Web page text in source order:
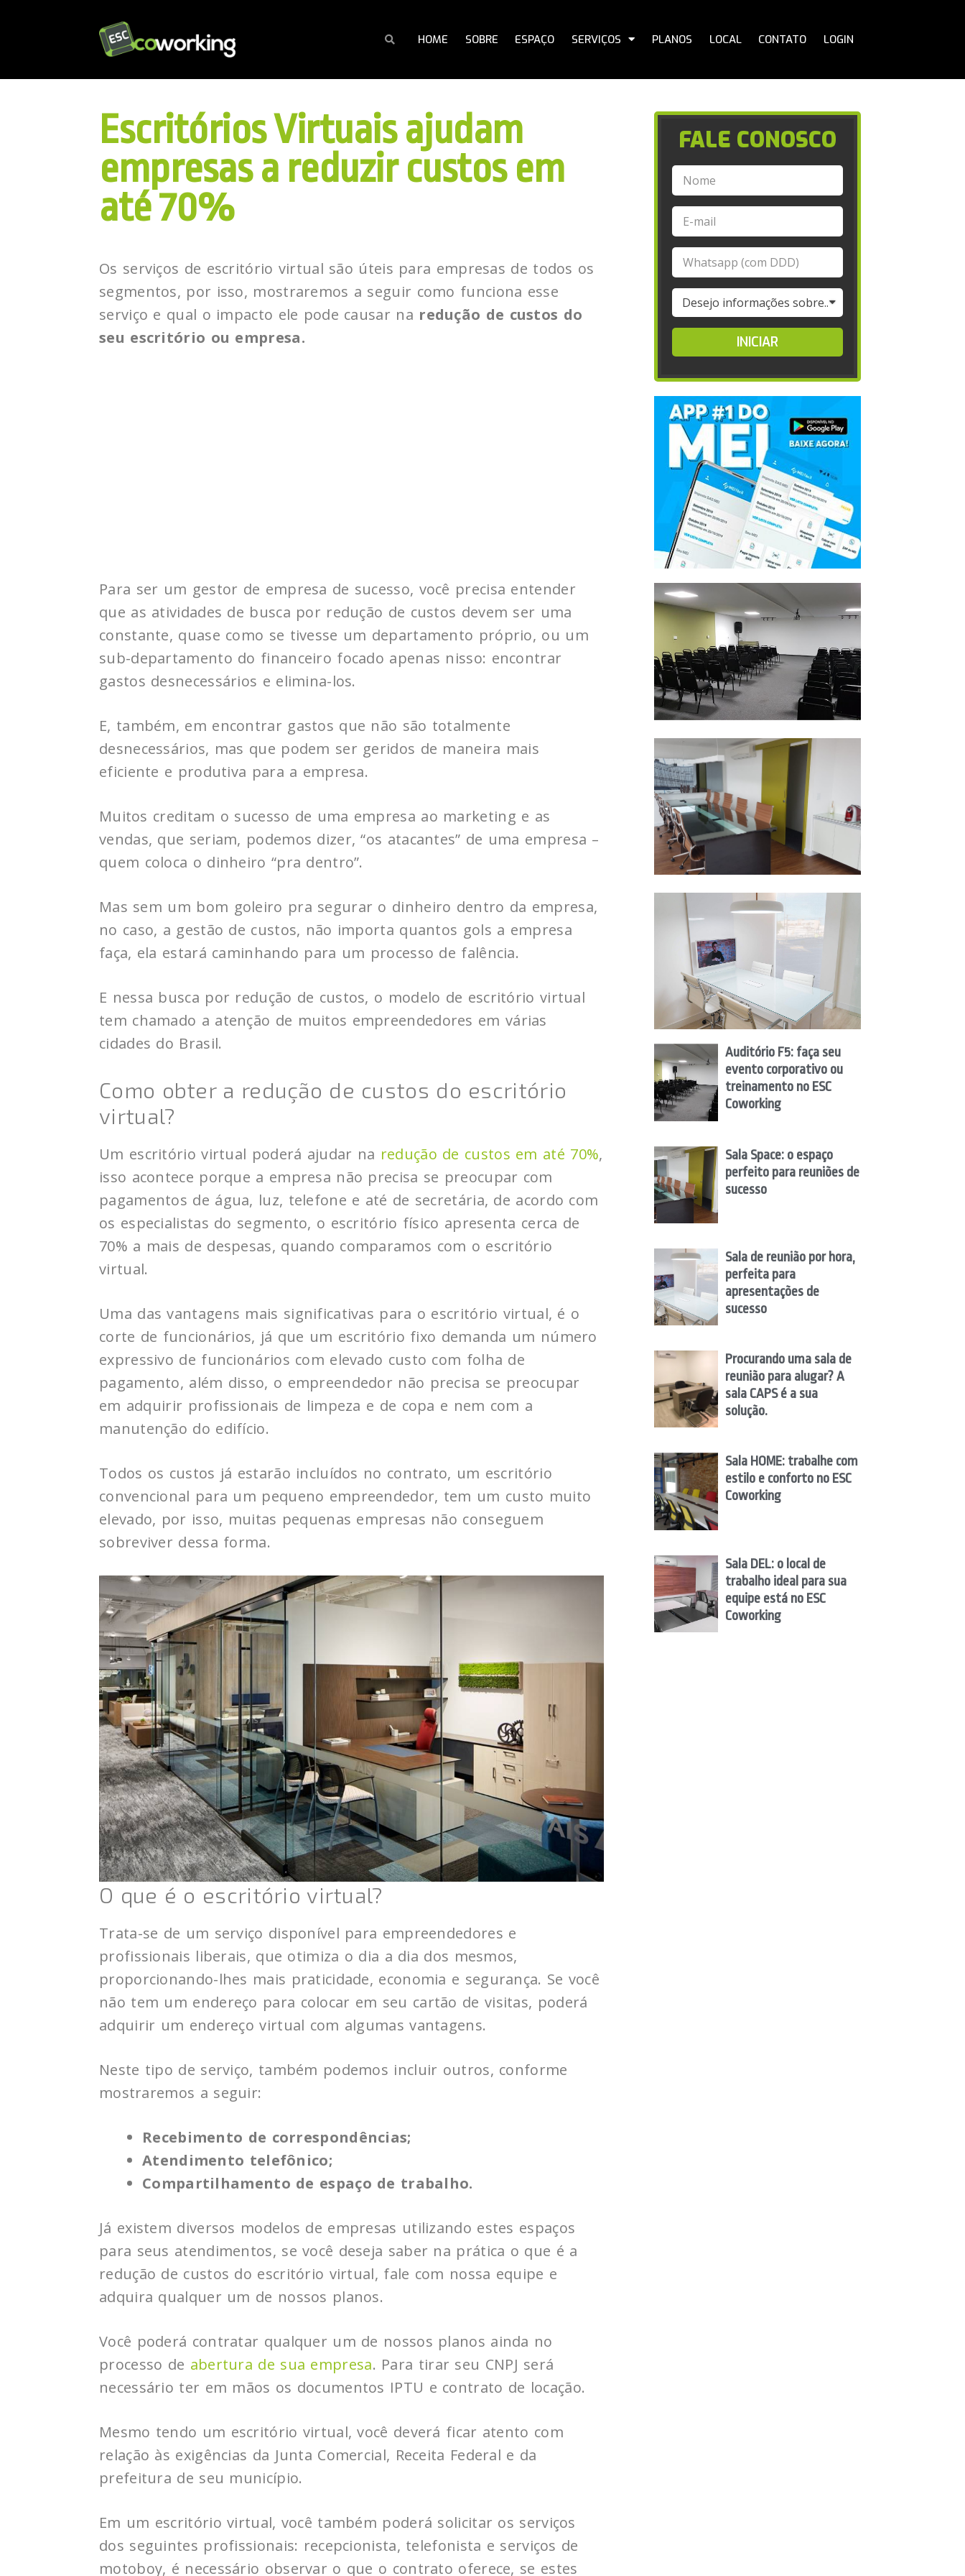
HOME SOBRE ESPAÇO SERVIÇOS PLANOS LOCAL CONTATO LOGIN
Escritórios Virtuais ajudam
empresas a reduzir custos em
até 70%
Os serviços de escritório virtual são úteis para empresas de todos os
segmentos, por isso, mostraremos a seguir como funciona esse
serviço e qual o impacto ele pode causar na redução de custos do
seu escritório ou empresa.
Para ser um gestor de empresa de sucesso, você precisa entender
que as atividades de busca por redução de custos devem ser uma
constante, quase como se tivesse um departamento próprio, ou um
sub-departamento do financeiro focado apenas nisso: encontrar
gastos desnecessários e elimina-los.
E, também, em encontrar gastos que não são totalmente
desnecessários, mas que podem ser geridos de maneira mais
eficiente e produtiva para a empresa.
Muitos creditam o sucesso de uma empresa ao marketing e as
vendas, que seriam, podemos dizer, “os atacantes” de uma empresa –
quem coloca o dinheiro “pra dentro”.
Mas sem um bom goleiro pra segurar o dinheiro dentro da empresa,
no caso, a gestão de custos, não importa quantos gols a empresa
faça, ela estará caminhando para um processo de falência.
E nessa busca por redução de custos, o modelo de escritório virtual
tem chamado a atenção de muitos empreendedores em várias
cidades do Brasil.
Como obter a redução de custos do escritório
virtual?
Um escritório virtual poderá ajudar na redução de custos em até 70%,
isso acontece porque a empresa não precisa se preocupar com
pagamentos de água, luz, telefone e até de secretária, de acordo com
os especialistas do segmento, o escritório físico apresenta cerca de
70% a mais de despesas, quando comparamos com o escritório
virtual.
Uma das vantagens mais significativas para o escritório virtual, é o
corte de funcionários, já que um escritório fixo demanda um número
expressivo de funcionários com elevado custo com folha de
pagamento, além disso, o empreendedor não precisa se preocupar
em adquirir profissionais de limpeza e de copa e nem com a
manutenção do edifício.
Todos os custos já estarão incluídos no contrato, um escritório
convencional para um pequeno empreendedor, tem um custo muito
elevado, por isso, muitas pequenas empresas não conseguem
sobreviver dessa forma.
O que é o escritório virtual?
Trata-se de um serviço disponível para empreendedores e
profissionais liberais, que otimiza o dia a dia dos mesmos,
proporcionando-lhes mais praticidade, economia e segurança. Se você
não tem um endereço para colocar em seu cartão de visitas, poderá
adquirir um endereço virtual com algumas vantagens.
Neste tipo de serviço, também podemos incluir outros, conforme
mostraremos a seguir:
Recebimento de correspondências;
Atendimento telefônico;
Compartilhamento de espaço de trabalho.
Já existem diversos modelos de empresas utilizando estes espaços
para seus atendimentos, se você deseja saber na prática o que é a
redução de custos do escritório virtual, fale com nossa equipe e
adquira qualquer um de nossos planos.
Você poderá contratar qualquer um de nossos planos ainda no
processo de abertura de sua empresa. Para tirar seu CNPJ será
necessário ter em mãos os documentos IPTU e contrato de locação.
Mesmo tendo um escritório virtual, você deverá ficar atento com
relação às exigências da Junta Comercial, Receita Federal e da
prefeitura de seu município.
Em um escritório virtual, você também poderá solicitar os serviços
dos seguintes profissionais: recepcionista, telefonista e serviços de
motoboy, é necessário observar o que o contrato oferece, se estes
FALE CONOSCO
INICIAR
Auditório F5: faça seu
evento corporativo ou
treinamento no ESC
Coworking
Sala Space: o espaço
perfeito para reuniões de
sucesso
Sala de reunião por hora,
perfeita para
apresentações de
sucesso
Procurando uma sala de
reunião para alugar? A
sala CAPS é a sua
solução.
Sala HOME: trabalhe com
estilo e conforto no ESC
Coworking
Sala DEL: o local de
trabalho ideal para sua
equipe está no ESC
Coworking